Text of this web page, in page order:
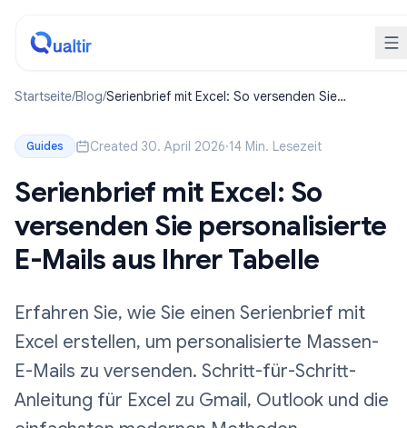
Startseite/Blog/Serienbrief mit Excel: So versenden Sie
Guides Created 30. April 2026·14 Min. Lesezeit
Serienbrief mit Excel: So
versenden Sie personalisierte
E-Mails aus Ihrer Tabelle
Erfahren Sie, wie Sie einen Serienbrief mit
Excel erstellen, um personalisierte Massen-
E-Mails zu versenden. Schritt-für-Schritt-
Anleitung für Excel zu Gmail, Outlook und die